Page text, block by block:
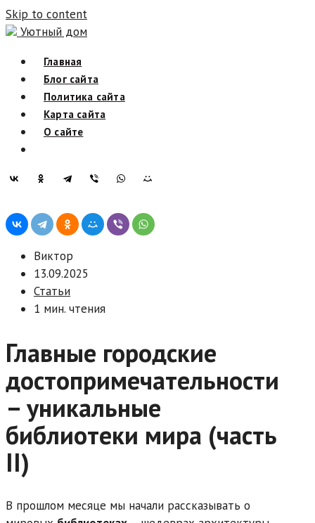
Skip to content
Уютный дом
Главная
Блог сайта
Политика сайта
Карта сайта
О сайте
Виктор
13.09.2025
Статьи
1 мин. чтения
Главные городские
достопримечательности
– уникальные
библиотеки мира (часть
II)
В прошлом месяце мы начали рассказывать о